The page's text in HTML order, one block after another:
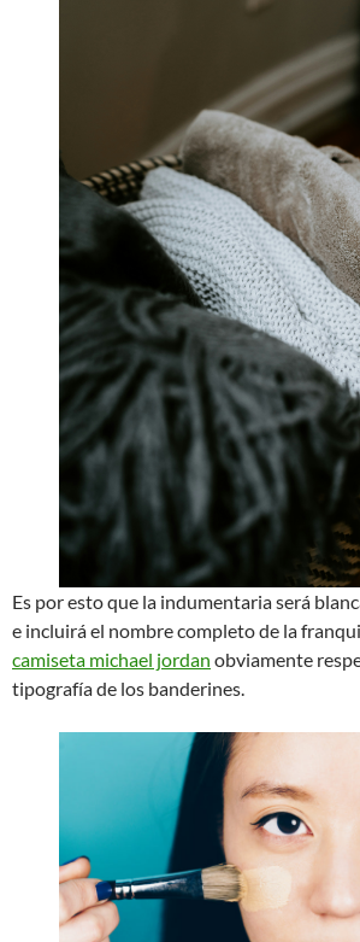
Es por esto que la indumentaria será
e incluirá el nombre completo de la
camiseta michael jordan obviamente
tipografía de los banderines.